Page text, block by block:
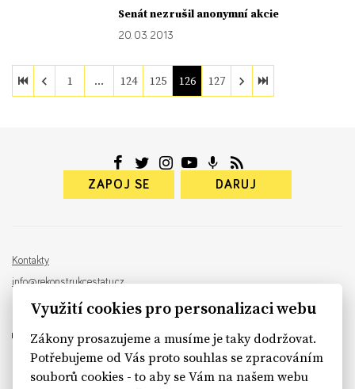
Senát nezrušil anonymní akcie
20. 03. 2013
1 … 124 125 126 127
ZAPOJ SE DARUJ
Kontakty
info@rekonstrukcestatu.cz
Návrh a vývoj: Sinfin , ilustrace:
sinfin.digital
Využití cookies pro personalizaci webu
Zákony prosazujeme a musíme je taky dodržovat.
Potřebujeme od Vás proto souhlas se zpracováním
souborů cookies - to aby se Vám na našem webu